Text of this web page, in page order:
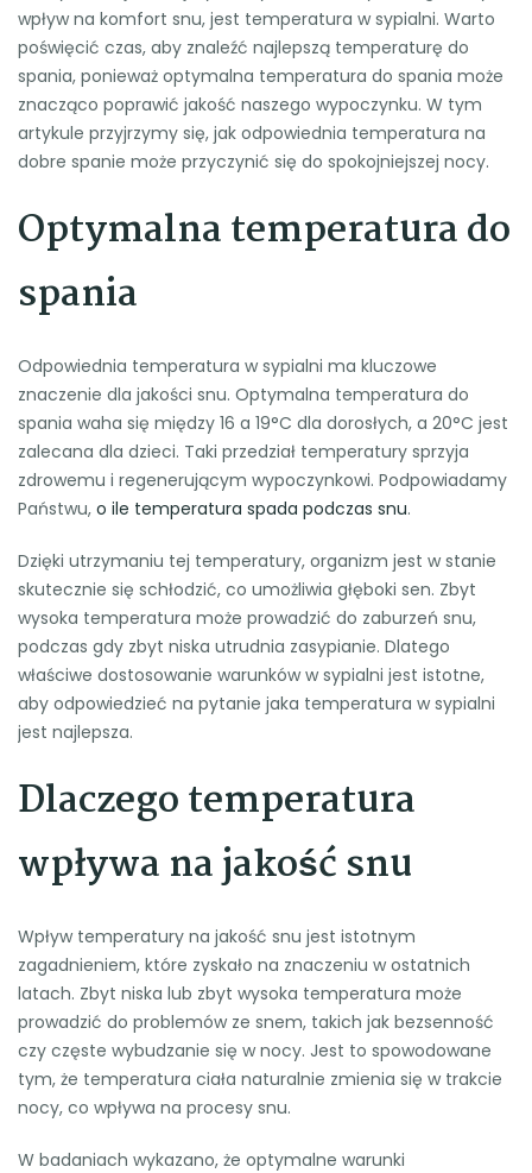
wpływ na komfort snu, jest temperatura w sypialni. Warto
poświęcić czas, aby znaleźć najlepszą temperaturę do
spania, ponieważ optymalna temperatura do spania może
znacząco poprawić jakość naszego wypoczynku. W tym
artykule przyjrzymy się, jak odpowiednia temperatura na
dobre spanie może przyczynić się do spokojniejszej nocy.
Optymalna temperatura do
spania
Odpowiednia temperatura w sypialni ma kluczowe
znaczenie dla jakości snu. Optymalna temperatura do
spania waha się między 16 a 19°C dla dorosłych, a 20°C jest
zalecana dla dzieci. Taki przedział temperatury sprzyja
zdrowemu i regenerującym wypoczynkowi. Podpowiadamy
Państwu, o ile temperatura spada podczas snu.
Dzięki utrzymaniu tej temperatury, organizm jest w stanie
skutecznie się schłodzić, co umożliwia głęboki sen. Zbyt
wysoka temperatura może prowadzić do zaburzeń snu,
podczas gdy zbyt niska utrudnia zasypianie. Dlatego
właściwe dostosowanie warunków w sypialni jest istotne,
aby odpowiedzieć na pytanie jaka temperatura w sypialni
jest najlepsza.
Dlaczego temperatura
wpływa na jakość snu
Wpływ temperatury na jakość snu jest istotnym
zagadnieniem, które zyskało na znaczeniu w ostatnich
latach. Zbyt niska lub zbyt wysoka temperatura może
prowadzić do problemów ze snem, takich jak bezsenność
czy częste wybudzanie się w nocy. Jest to spowodowane
tym, że temperatura ciała naturalnie zmienia się w trakcie
nocy, co wpływa na procesy snu.
W badaniach wykazano, że optymalne warunki